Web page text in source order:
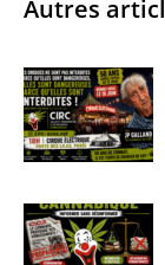
Autres